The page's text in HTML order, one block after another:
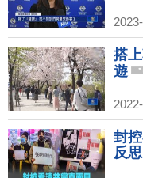
搭
遊
封
反